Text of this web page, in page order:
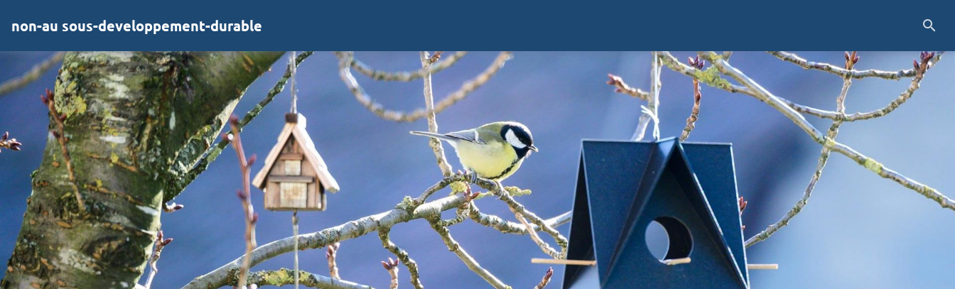
non-au sous-developpement-durable